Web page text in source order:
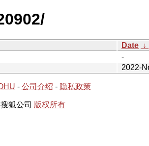
Date ↓
-
2022-
- 公司介绍 - 隐私政策
狐公司 版权所有